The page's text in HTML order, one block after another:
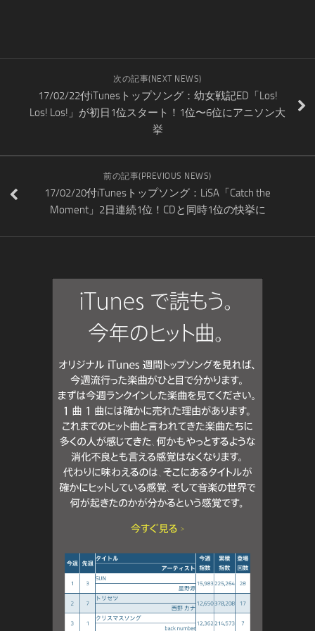
次の記事(NEXT NEWS)
17/02/22付iTunesトップソング：幼女戦記ED「Los!
Los! Los!」が初日1位スタート！1位〜6位にアニソン大
挙
前の記事(PREVIOUS NEWS)
17/02/20付iTunesトップソング：LiSA「Catch the
Moment」2日連続1位！CDと同時1位の快挙に